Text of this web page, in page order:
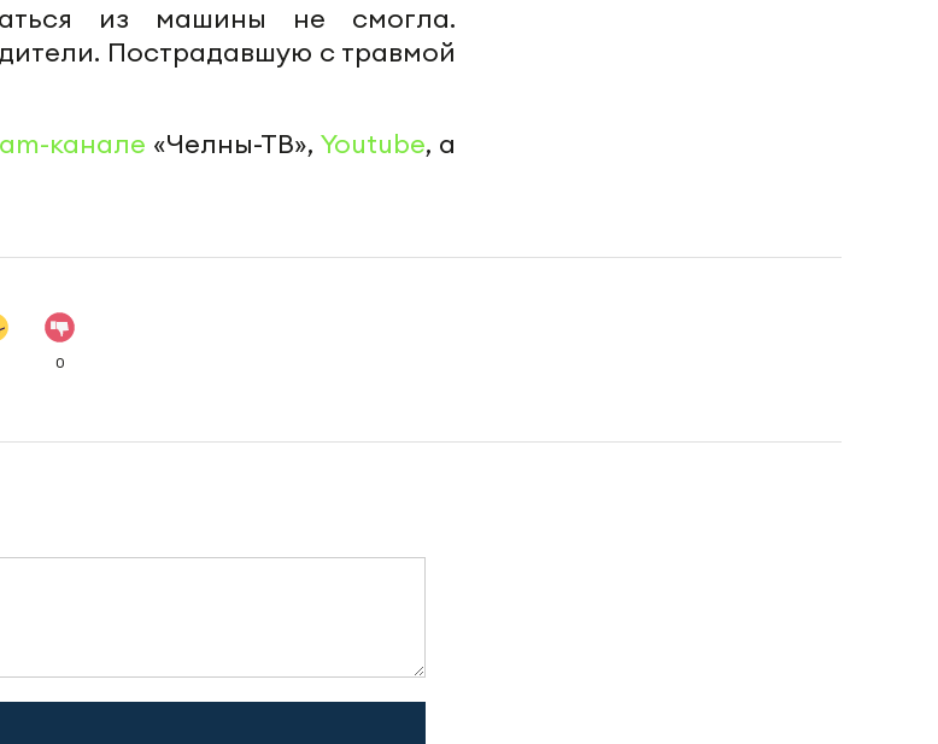
из машины не смогла.
Пострадавшую с травмой
канале «Челны-ТВ», Youtube, а
0